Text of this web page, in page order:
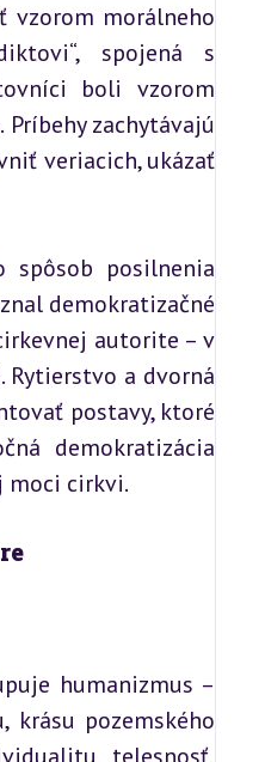
vzorom morálneho
spojená s
boli vzorom
zachytávajú
veriacich, ukázať
posilnenia
demokratizačné
autorite – v
Rytierstvo a dvorná
postavy, ktoré
demokratizácia
moci cirkvi.
humanizmus –
krásu pozemského